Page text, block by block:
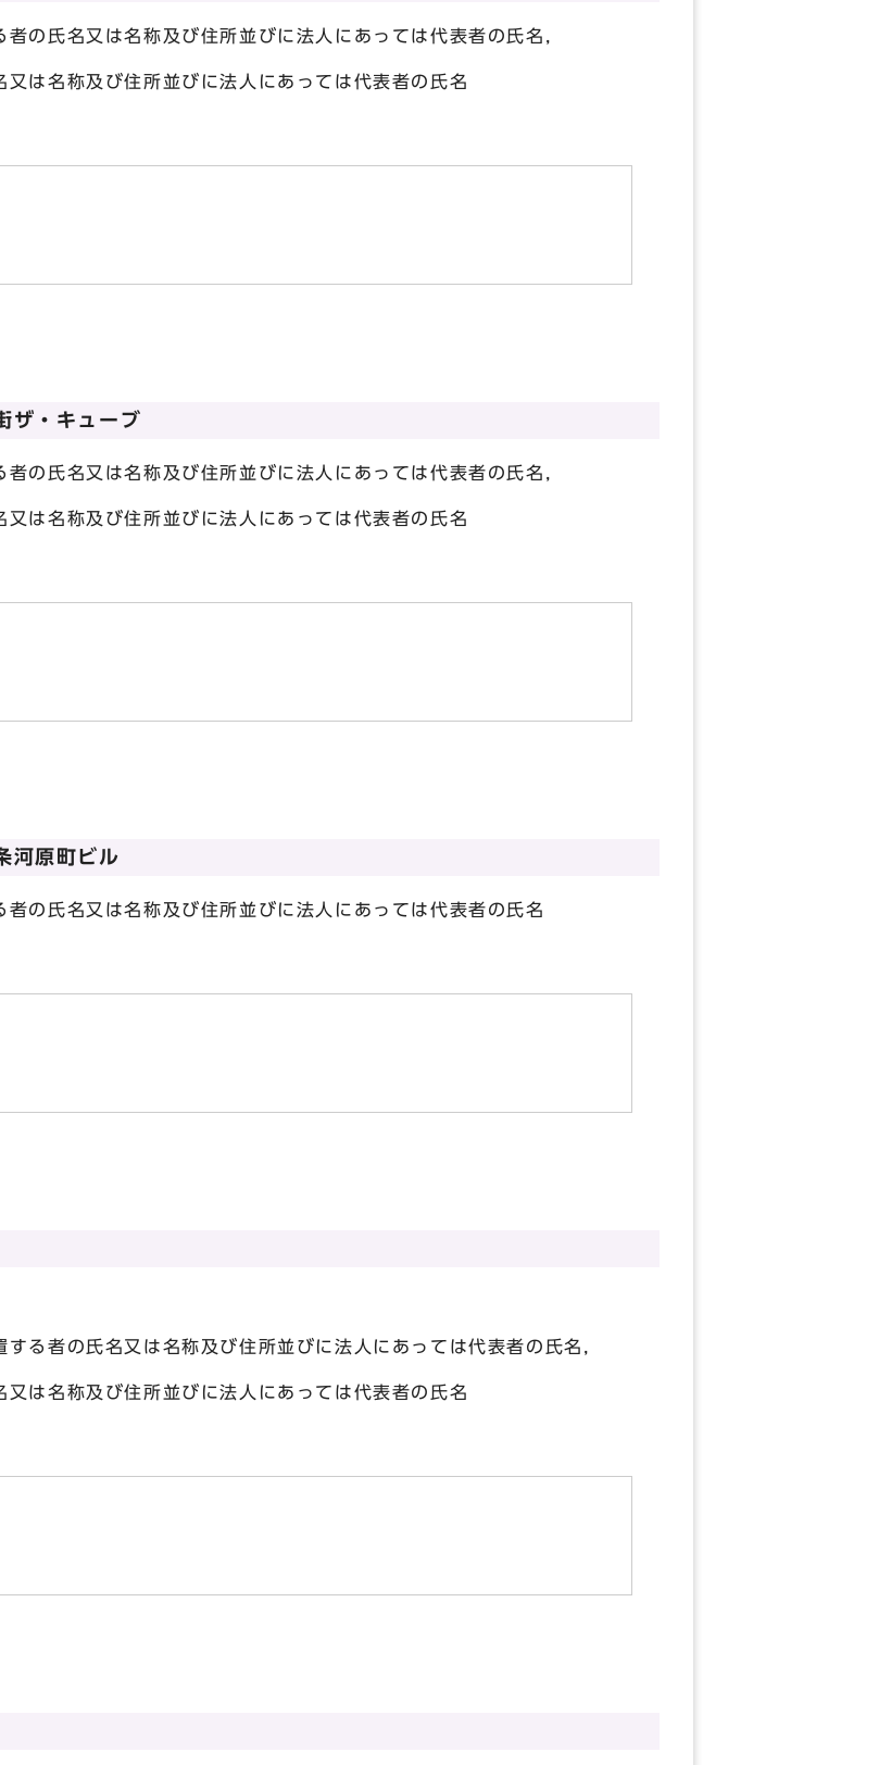
の氏名又は名称及び住所並びに法人にあっては代表者の氏名，
び住所並びに法人にあっては代表者の氏名
ザ・キューブ
の氏名又は名称及び住所並びに法人にあっては代表者の氏名，
び住所並びに法人にあっては代表者の氏名
河原町ビル
の氏名又は名称及び住所並びに法人にあっては代表者の氏名
又は名称及び住所並びに法人にあっては代表者の氏名，
び住所並びに法人にあっては代表者の氏名